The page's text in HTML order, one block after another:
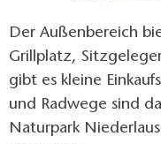
Der Außenbereich
Grillplatz,
gibt es kleine
und Radwege sind
Naturpark